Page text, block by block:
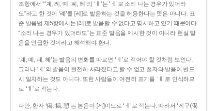
조항에서 “‘계, 례, 몌, 폐, 혜’의 ‘ㅖ’는 ‘ㅔ’로 소리 나는 경우가 있더라
도”라고 한 것이 ‘례’를 [레]로 발음하는 것을 허용한다는 뜻은 아니다. 표
준 발음법 제5항에서는 [레]로 발음할 수 없다고 명시하고 있기 때문이다.
“소리 나는 경우가 있더라도”는 표준 발음을 제시한 것이 아니라 현실 발
음을 언급한 것이라고 해석해야 한다.
‘계, 몌, 폐, 혜’는 발음의 변화를 따르면 ‘ㅔ’로 적어야 할 것처럼 보인다.
그러나 ‘ㅖ’의 발음이 완전히 사라졌다고 할 수 없고 철자와 발음이 반드
시 일치하는 것도 아니다. 또한 사람들이 여전히 표기를 ‘ㅖ’로 인식하므
로 ‘ㅖ’로 적는다.
다만, 한자 ‘偈, 揭, 憩’는 본음이 [게]이므로 ‘ㅔ’로 적는다. 따라서 ‘게구(偈